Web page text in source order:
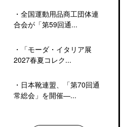
・ 全国運動用品商工団体連
合会が「第59回通...
・
「モーダ・イタリア展
2027春夏コレク...
・ 日本靴連盟、「第70回通
常総会」を開催―...